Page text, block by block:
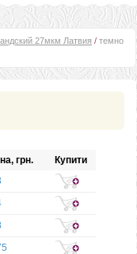
27мкм Латвия / темно
грн.
Купити